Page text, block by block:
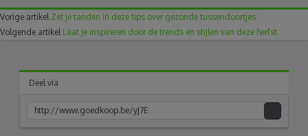
Vorige artikel Zet je tanden in deze tips over gezonde tussendoortjes
Volgende artikel Laat je inspireren door de trends en stijlen van deze herfst
Pinterest
Twitter
Deel via